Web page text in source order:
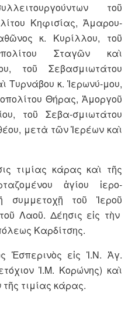
τοῦ
Κηφισίας, Ἀμαρου-
κ. Κυρίλλου, τοῦ
Σταγῶν καὶ
τοῦ Σεβασμιωτάτου
Τυρνάβου κ. Ἱερωνύ-μου,
Θήρας, Ἀμοργοῦ
τοῦ Σεβα-σμιωτάτου
μετὰ τῶν Ἱερέων καὶ
τιμίας κάρας καὶ τῆς
ἁγίου ἱερο-
συμμετοχῇ τοῦ Ἱεροῦ
Λαοῦ. Δέησις εἰς τὴν
Καρδίτσης.
Ἑσπερινὸς εἰς Ἱ.Ν. Ἁγ.
Ἱ.Μ. Κορώνης) καὶ
τιμίας κάρας.